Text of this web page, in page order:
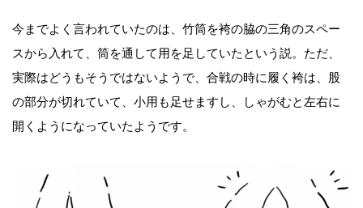
今までよく言われていたのは、竹筒を袴の脇の三角のスペー
スから入れて、筒を通して用を足していたという説。ただ、
実際はどうもそうではないようで、合戦の時に履く袴は、股
の部分が切れていて、小用も足せますし、しゃがむと左右に
開くようになっていたようです。